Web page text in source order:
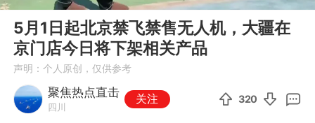
5月1日起北京禁飞禁售无人机，大疆在
京门店今日将下架相关产品
声明：个人原创，仅供参考
聚焦热点直击
四川
关注 320